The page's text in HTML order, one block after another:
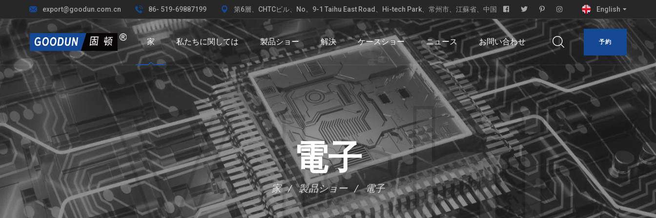
export@goodun.com.cn 86- 519-69887199 第6層、CHTCビル、No。9-1 Taihu East Road、Hi-tech Park、常州市、江蘇省、中国 English
家 私たちに関しては 製品ショー 解決 ケースショー ニュース お問い合わせ 予約
電子
家 製品ショー 電子